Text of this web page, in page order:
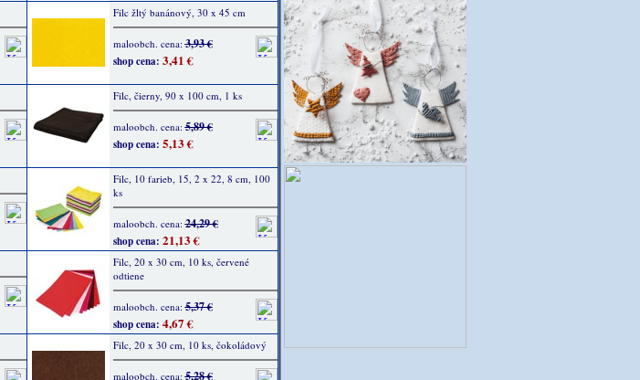
Filc žltý banánový, 30 x 45 cm
maloobch. cena:3,93 €
shop cena: 3,41 €
Filc, čierny, 90 x 100 cm, 1 ks
maloobch. cena:5,89 €
shop cena: 5,13 €
Filc, 10 farieb, 15, 2 x 22, 8 cm, 100
ks
maloobch. cena:24,29 €
shop cena: 21,13 €
Filc, 20 x 30 cm, 10 ks, červené
odtiene
maloobch. cena:5,37 €
shop cena: 4,67 €
Filc, 20 x 30 cm, 10 ks, čokoládový
maloobch. cena:5,28 €